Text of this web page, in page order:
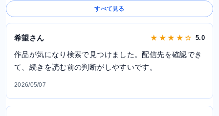
すべて見る
希望さん ★ ★ ★ ★ ☆ 5.0
作品が気になり検索で見つけました。配信先を確認でき
て、続きを読む前の判断がしやすいです。
2026/05/07